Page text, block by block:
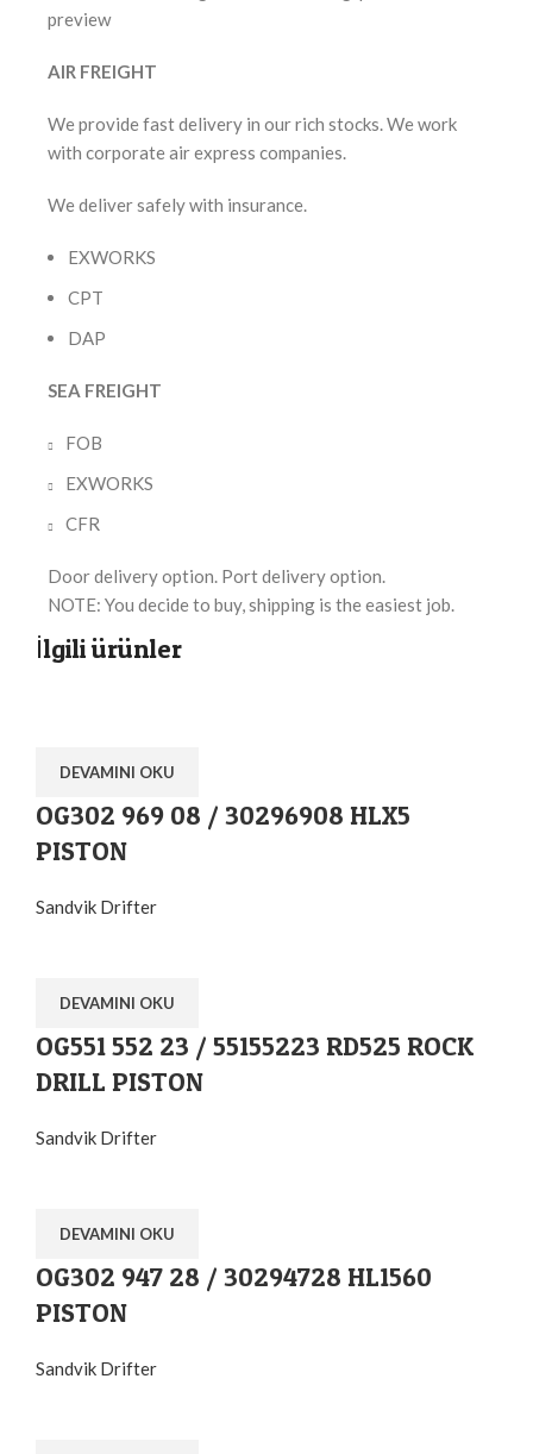
AIR FREIGHT
We provide fast delivery in our rich stocks. We work
with corporate air express companies.
We deliver safely with insurance.
EXWORKS
CPT
DAP
SEA FREIGHT
FOB
EXWORKS
CFR
Door delivery option. Port delivery option.
NOTE: You decide to buy, shipping is the easiest job.
İlgili ürünler
DEVAMINI OKU
OG302 969 08 / 30296908 HLX5
PISTON
Sandvik Drifter
DEVAMINI OKU
OG551 552 23 / 55155223 RD525 ROCK
DRILL PISTON
Sandvik Drifter
DEVAMINI OKU
OG302 947 28 / 30294728 HL1560
PISTON
Sandvik Drifter